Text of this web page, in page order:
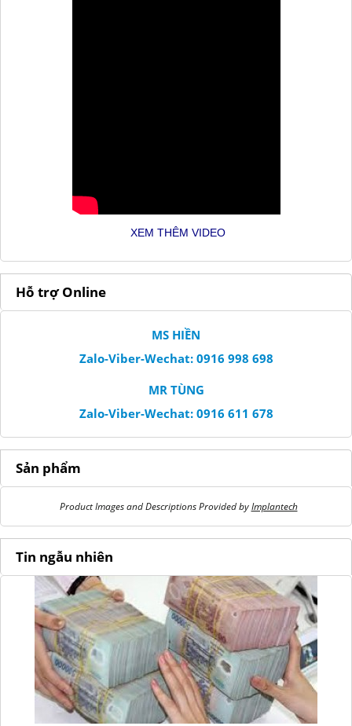
XEM THÊM VIDEO
Hỗ trợ Online
MS HIỀN
Zalo-Viber-Wechat: 0916 998 698
MR TÙNG
Zalo-Viber-Wechat: 0916 611 678
Sản phẩm
Product Images and Descriptions Provided byImplantech
Tin ngẫu nhiên